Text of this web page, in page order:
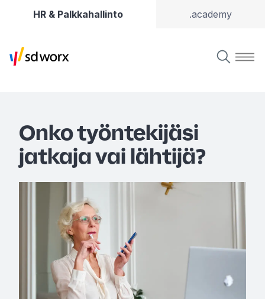
HR & Palkkahallinto .academy
Onko työntekijäsi
jatkaja vai lähtijä?